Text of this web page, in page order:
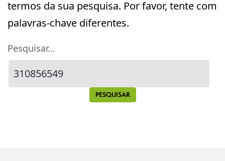
termos da sua pesquisa. Por favor, tente com
palavras-chave diferentes.
Pesquisar…